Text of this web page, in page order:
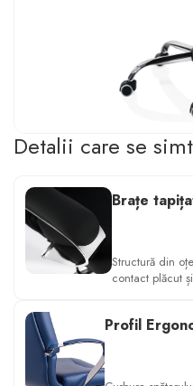
Detalii care se simt
Brațe
Structură din
contact plăcut
Profil